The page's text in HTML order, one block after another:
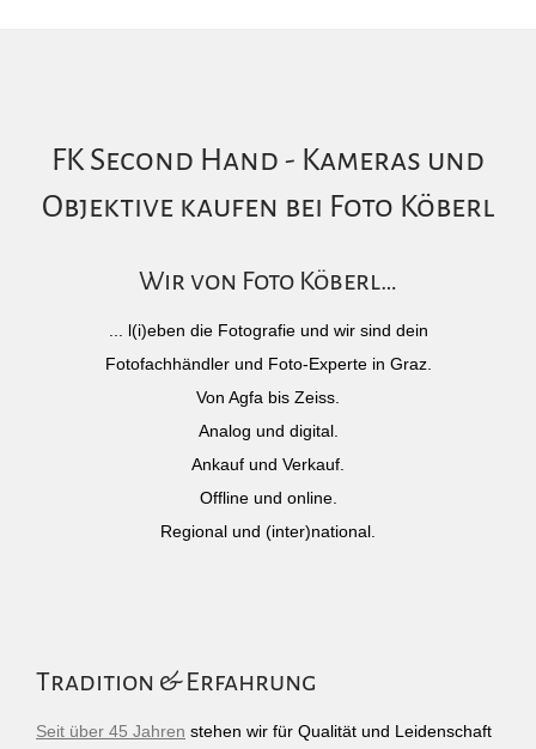
FK Second Hand - Kameras und
Objektive kaufen bei Foto Köberl
Wir von Foto Köberl…
... l(i)eben die Fotografie und wir sind dein
Fotofachhändler und Foto-Experte in Graz.
Von Agfa bis Zeiss.
Analog und digital.
Ankauf und Verkauf.
Offline und online.
Regional und (inter)national.
Tradition & Erfahrung
Seit über 45 Jahren stehen wir für Qualität und Leidenschaft